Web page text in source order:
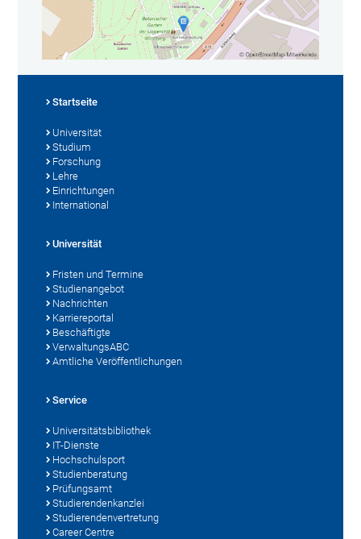
Startseite
Universität
Studium
Forschung
Lehre
Einrichtungen
International
Universität
Fristen und Termine
Studienangebot
Nachrichten
Karriereportal
Beschäftigte
VerwaltungsABC
Amtliche Veröffentlichungen
Service
Universitätsbibliothek
IT-Dienste
Hochschulsport
Studienberatung
Prüfungsamt
Studierendenkanzlei
Studierendenvertretung
Career Centre